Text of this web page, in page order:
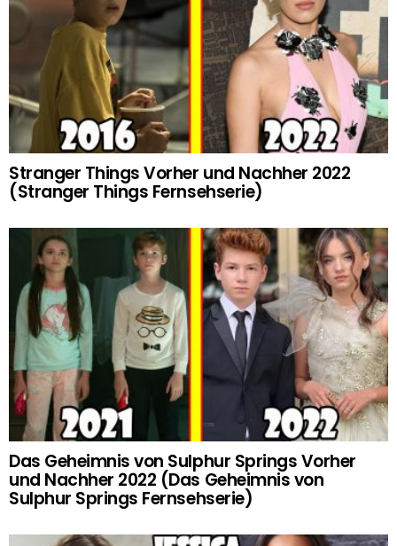
Stranger Things Vorher und Nachher 2022
(Stranger Things Fernsehserie)
Das Geheimnis von Sulphur Springs Vorher
und Nachher 2022 (Das Geheimnis von
Sulphur Springs Fernsehserie)